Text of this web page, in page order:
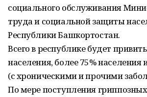
социального обслуживания
труда и социальной защиты
Республики Башкортостан.
Всего в республике будет
населения, более 75% населения
(с хроническими и прочими
По мере поступления